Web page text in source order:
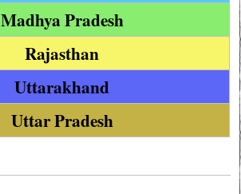
Madhya Pradesh
Rajasthan
Uttarakhand
Uttar Pradesh